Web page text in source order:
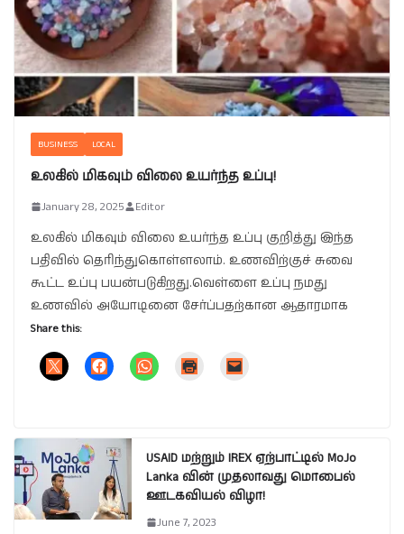
BUSINESS LOCAL
உலகில் மிகவும் விலை உயர்ந்த உப்பு!
January 28, 2025 Editor
உலகில் மிகவும் விலை உயர்ந்த உப்பு குறித்து இந்த
பதிவில் தெரிந்துகொள்ளலாம். உணவிற்குச் சுவை
கூட்ட உப்பு பயன்படுகிறது.வெள்ளை உப்பு நமது
உணவில் அயோடினை சேர்ப்பதற்கான ஆதாரமாக
Share this:
USAID மற்றும் IREX ஏற்பாட்டில் MoJo
Lanka வின் முதலாவது மொபைல்
ஊடகவியல் விழா!
June 7, 2023